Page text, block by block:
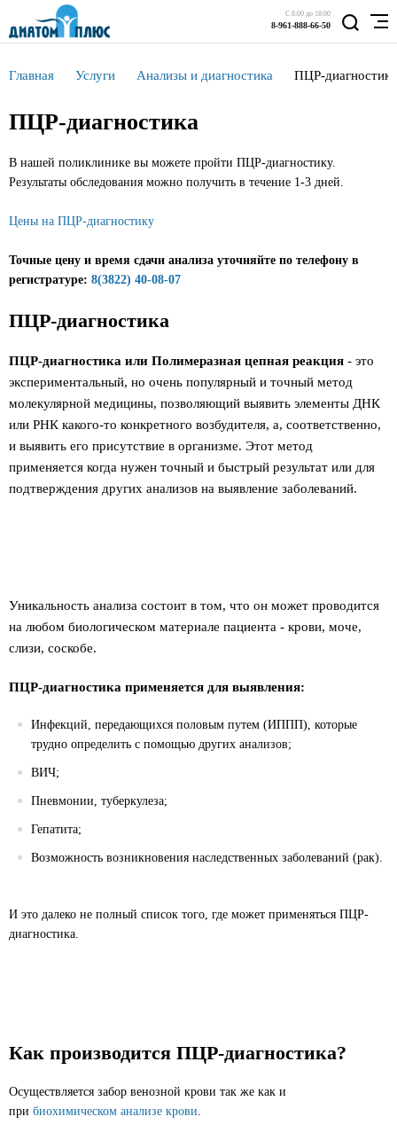
С 8:00 до 18:00
8-961-888-66-50
Главная Услуги Анализы и диагностика ПЦР-диагностика
ПЦР-диагностика
В нашей поликлинике вы можете пройти ПЦР-диагностику.
Результаты обследования можно получить в течение 1-3 дней.
Цены на ПЦР-диагностику
Точные цену и время сдачи анализа уточняйте по телефону в
регистратуре: 8(3822) 40-08-07
ПЦР-диагностика
ПЦР-диагностика или Полимеразная цепная реакция - это
экспериментальный, но очень популярный и точный метод
молекулярной медицины, позволяющий выявить элементы ДНК
или РНК какого-то конкретного возбудителя, а, соответственно,
и выявить его присутствие в организме. Этот метод
применяется когда нужен точный и быстрый результат или для
подтверждения других анализов на выявление заболеваний.
Уникальность анализа состоит в том, что он может проводится
на любом биологическом материале пациента - крови, моче,
слизи, соскобе.
ПЦР-диагностика применяется для выявления:
Инфекций, передающихся половым путем (ИППП), которые
трудно определить с помощью других анализов;
ВИЧ;
Пневмонии, туберкулеза;
Гепатита;
Возможность возникновения наследственных заболеваний (рак).
И это далеко не полный список того, где может применяться ПЦР-
диагностика.
Как производится ПЦР-диагностика?
Осуществляется забор венозной крови так же как и
при биохимическом анализе крови.